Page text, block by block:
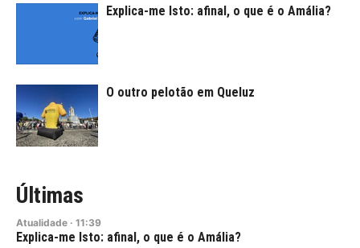
Explica-me Isto: afinal, o que é o Amália?
O outro pelotão em Queluz
Últimas
Atualidade · 11:39
Explica-me Isto: afinal, o que é o Amália?